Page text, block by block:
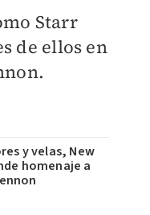
Starr
de ellos en
y velas, New
homenaje a